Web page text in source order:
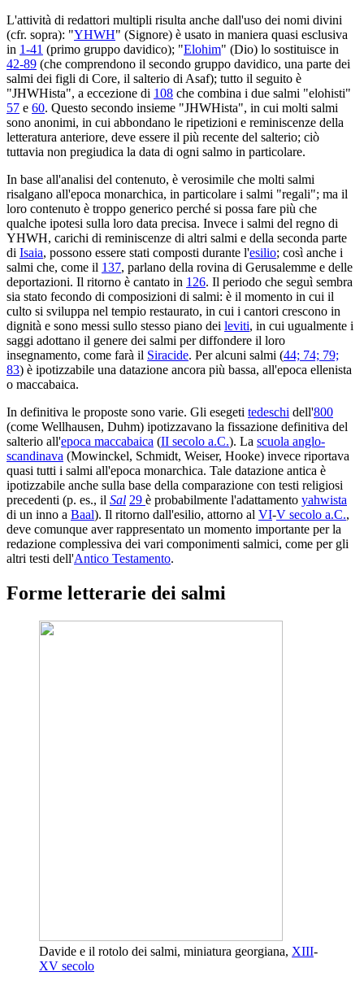
L'attività di redattori multipli risulta anche dall'uso dei nomi divini
(cfr. sopra): "YHWH" (Signore) è usato in maniera quasi esclusiva
in 1-41 (primo gruppo davidico); "Elohim" (Dio) lo sostituisce in
42-89 (che comprendono il secondo gruppo davidico, una parte dei
salmi dei figli di Core, il salterio di Asaf); tutto il seguito è
"JHWHista", a eccezione di 108 che combina i due salmi "elohisti"
57 e 60. Questo secondo insieme "JHWHista", in cui molti salmi
sono anonimi, in cui abbondano le ripetizioni e reminiscenze della
letteratura anteriore, deve essere il più recente del salterio; ciò
tuttavia non pregiudica la data di ogni salmo in particolare.
In base all'analisi del contenuto, è verosimile che molti salmi
risalgano all'epoca monarchica, in particolare i salmi "regali"; ma il
loro contenuto è troppo generico perché si possa fare più che
qualche ipotesi sulla loro data precisa. Invece i salmi del regno di
YHWH, carichi di reminiscenze di altri salmi e della seconda parte
di Isaia, possono essere stati composti durante l'esilio; così anche i
salmi che, come il 137, parlano della rovina di Gerusalemme e delle
deportazioni. Il ritorno è cantato in 126. Il periodo che seguì sembra
sia stato fecondo di composizioni di salmi: è il momento in cui il
culto si sviluppa nel tempio restaurato, in cui i cantori crescono in
dignità e sono messi sullo stesso piano dei leviti, in cui ugualmente i
saggi adottano il genere dei salmi per diffondere il loro
insegnamento, come farà il Siracide. Per alcuni salmi (44; 74; 79;
83) è ipotizzabile una datazione ancora più bassa, all'epoca ellenista
o maccabaica.
In definitiva le proposte sono varie. Gli esegeti tedeschi dell'800
(come Wellhausen, Duhm) ipotizzavano la fissazione definitiva del
salterio all'epoca maccabaica (II secolo a.C.). La scuola anglo-
scandinava (Mowinckel, Schmidt, Weiser, Hooke) invece riportava
quasi tutti i salmi all'epoca monarchica. Tale datazione antica è
ipotizzabile anche sulla base della comparazione con testi religiosi
precedenti (p. es., il Sal 29 è probabilmente l'adattamento yahwista
di un inno a Baal). Il ritorno dall'esilio, attorno al VI-V secolo a.C.,
deve comunque aver rappresentato un momento importante per la
redazione complessiva dei vari componimenti salmici, come per gli
altri testi dell'Antico Testamento.
Forme letterarie dei salmi
Davide e il rotolo dei salmi, miniatura georgiana, XIII-
XV secolo